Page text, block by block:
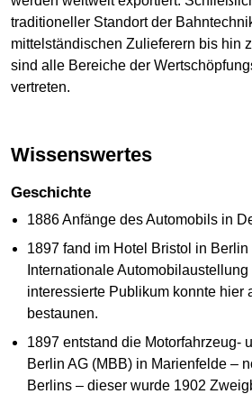
traditioneller Standort der
mittelständischen Zulieferern bis hin
sind alle Bereiche der
vertreten.
Wissenswertes
Geschichte
1886 Anfänge des Automobils in
1897 fand im Hotel Bristol in Berlin
Internationale Automobilaustellung
interessierte Publikum konnte hier
bestaunen.
1897 entstand die Motorfahrzeug-
Berlin AG (MBB) in Marienfelde –
Berlins – dieser wurde 1902